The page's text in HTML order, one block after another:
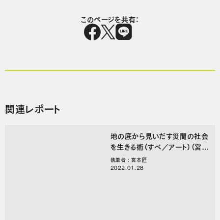
このページを共有：
関連レポート
地の底から見いだす災間の社会
を生きる術（すべ／アート）（宮本
匠）
執筆者 : 宮本匠
2022.01.28